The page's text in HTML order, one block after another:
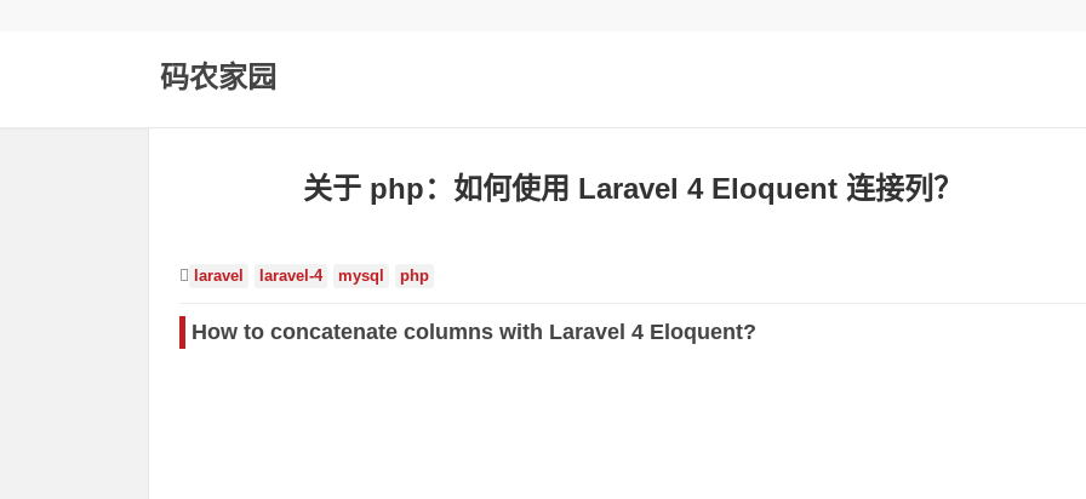
码农家园
关于 php：如何使用 Laravel 4 Eloquent 连接列？
laravel laravel-4 mysql php
How to concatenate columns with Laravel 4 Eloquent?